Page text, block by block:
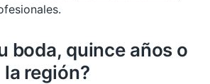
boda, quince años o
región?